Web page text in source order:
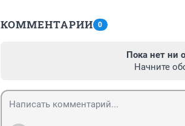
КОММЕНТАРИИ 0
Пока нет ни
Начните